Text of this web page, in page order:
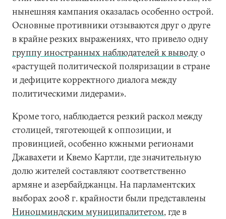
нынешняя кампания оказалась особенно острой.
Основные противники отзываются друг о друге
в крайне резких выражениях, что привело одну
группу иностранных наблюдателей к выводуо
«растущей политической поляризации в стране
и дефиците корректного диалога между
политическими лидерами».
Кроме того, наблюдается резкий раскол между
столицей, тяготеющей к оппозиции, и
провинцией, особенно южными регионами
Джавахети и Квемо Картли, где значительную
долю жителей составляют соответственно
армяне и азербайджанцы. На парламентских
выборах 2008 г. крайности были представлены
Ниноцминдским муниципалитетом, где в